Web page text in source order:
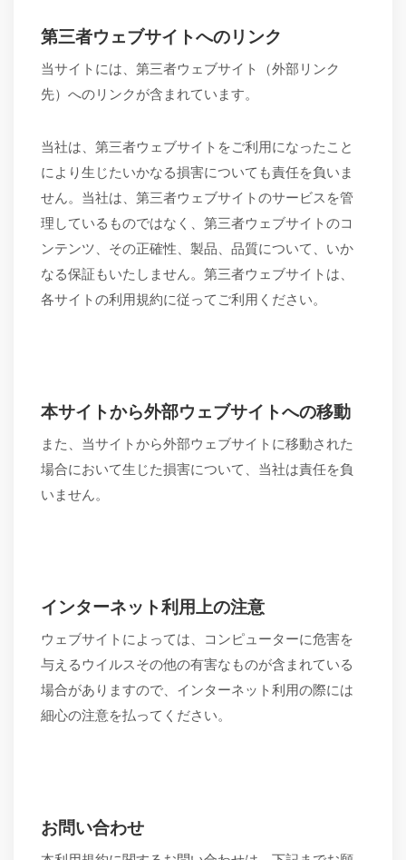
第三者ウェブサイトへのリンク
当サイトには、第三者ウェブサイト （外部リンク
先） へのリンクが含まれています。
当社は、第三者ウェブサイトをご利用になったこと
により生じたいかなる損害についても責任を負いま
せん。当社は、第三者ウェブサイトのサービスを管
理しているものではなく、第三者ウェブサイトのコ
ンテンツ、その正確性、製品、品質について、いか
なる保証もいたしません。第三者ウェブサイトは、
各サイトの利用規約に従ってご利用ください。
本サイトから外部ウェブサイトへの移動
また、当サイトから外部ウェブサイトに移動された
場合において生じた損害について、当社は責任を負
いません。
インターネット利用上の注意
ウェブサイトによっては、コンピューターに危害を
与えるウイルスその他の有害なものが含まれている
場合がありますので、インターネット利用の際には
細心の注意を払ってください。
お問い合わせ